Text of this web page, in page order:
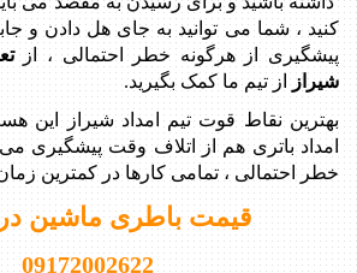
کنید ، شما می توانید به جای هل دادن و
پیشگیری از هرگونه خطر احتمالی ، از
شیراز از تیم ما کمک بگیرید.
بهترین نقاط قوت تیم امداد شیراز این
امداد باتری هم از اتلاف وقت پیشگیری
خطر احتمالی ، تمامی کارها در کمترین
قیمت باطری ماشین
09172002622